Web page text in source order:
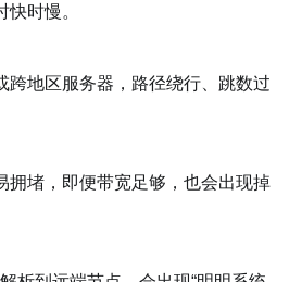
时慢。
跨地区服务器，路径绕行、跳数过
拥堵，即便带宽足够，也会出现掉